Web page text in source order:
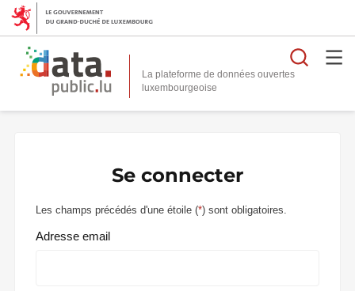
La plateforme de données ouvertes
Se connecter
Les champs précédés d'une étoile (*) sont obligatoires.
Adresse email